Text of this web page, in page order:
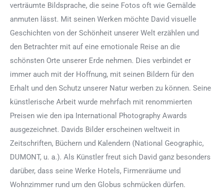
verträumte Bildsprache, die seine Fotos oft wie Gemälde
anmuten lässt. Mit seinen Werken möchte David visuelle
Geschichten von der Schönheit unserer Welt erzählen und
den Betrachter mit auf eine emotionale Reise an die
schönsten Orte unserer Erde nehmen. Dies verbindet er
immer auch mit der Hoffnung, mit seinen Bildern für den
Erhalt und den Schutz unserer Natur werben zu können. Seine
künstlerische Arbeit wurde mehrfach mit renommierten
Preisen wie den ipa International Photography Awards
ausgezeichnet. Davids Bilder erscheinen weltweit in
Zeitschriften, Büchern und Kalendern (National Geographic,
DUMONT, u. a.). Als Künstler freut sich David ganz besonders
darüber, dass seine Werke Hotels, Firmenräume und
Wohnzimmer rund um den Globus schmücken dürfen.